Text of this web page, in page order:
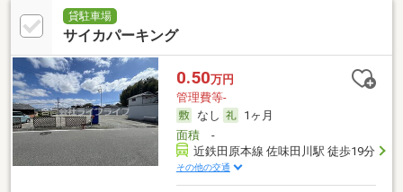
貸駐車場
サイカパーキング
0.50万円
管理費等-
なし
1ヶ月
面積-
近鉄田原本線 佐味田川駅 徒歩19分
その他の交通